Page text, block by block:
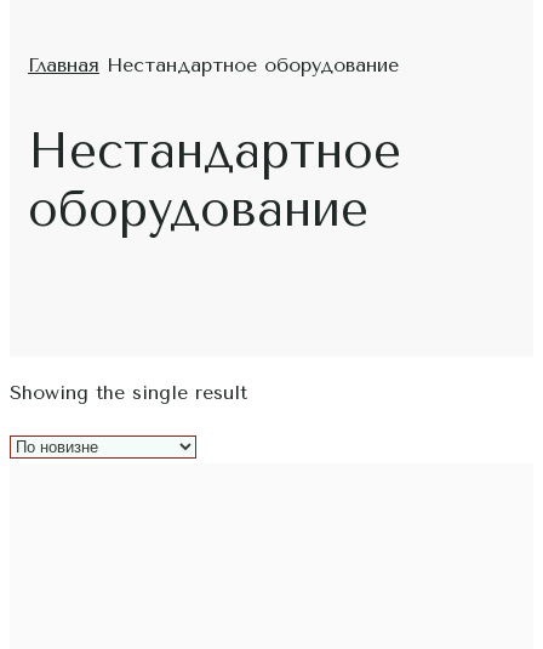
Главная Нестандартное оборудование
Нестандартное
оборудование
Showing the single result